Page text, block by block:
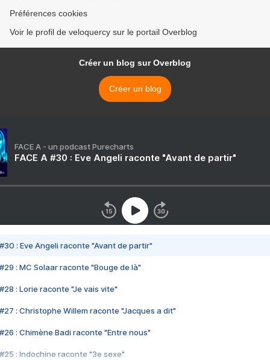
Préférences cookies
Voir le profil de veloquercy sur le portail Overblog
Créer un blog sur Overblog
Créer un blog
FACE A - un podcast Purecharts
FACE A #30 : Eve Angeli raconte "Avant de partir"
#30 : Eve Angeli raconte "Avant de partir"
#29 : MC Solaar raconte "Bouge de là"
#28 : Lorie raconte "Je vais vite"
#27 : Christophe Willem raconte "Jacques a dit"
#26 : Chimène Badi raconte "Entre nous"
#25 : Indochine raconte "3e sexe"